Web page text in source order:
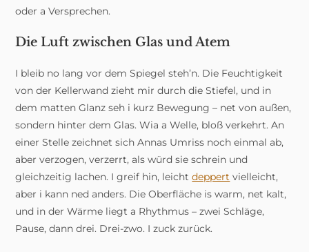
oder a Versprechen.
Die Luft zwischen Glas und Atem
I bleib no lang vor dem Spiegel steh’n. Die Feuchtigkeit
von der Kellerwand zieht mir durch die Stiefel, und in
dem matten Glanz seh i kurz Bewegung – net von außen,
sondern hinter dem Glas. Wia a Welle, bloß verkehrt. An
einer Stelle zeichnet sich Annas Umriss noch einmal ab,
aber verzogen, verzerrt, als würd sie schrein und
gleichzeitig lachen. I greif hin, leichtdeppert vielleicht,
aber i kann ned anders. Die Oberfläche is warm, net kalt,
und in der Wärme liegt a Rhythmus – zwei Schläge,
Pause, dann drei. Drei-zwo. I zuck zurück.